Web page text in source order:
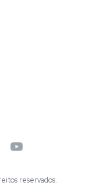
YouTube
reservados.